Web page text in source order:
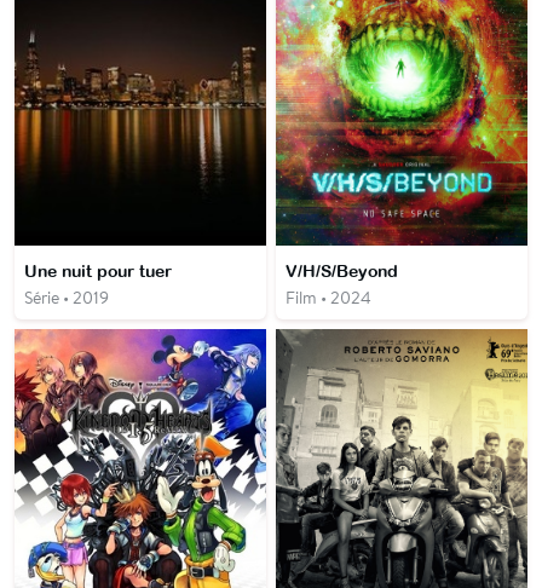
Une nuit pour tuer
Série • 2019
V/H/S/Beyond
Film • 2024